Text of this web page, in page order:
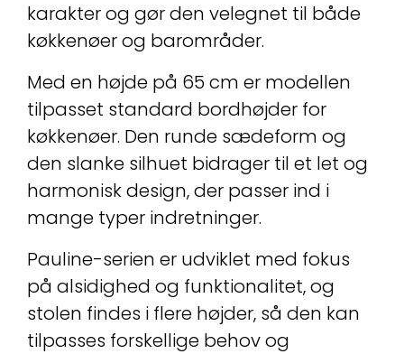
karakter og gør den velegnet til både
køkkenøer og barområder.
Med en højde på 65 cm er modellen
tilpasset standard bordhøjder for
køkkenøer. Den runde sædeform og
den slanke silhuet bidrager til et let og
harmonisk design, der passer ind i
mange typer indretninger.
Pauline-serien er udviklet med fokus
på alsidighed og funktionalitet, og
stolen findes i flere højder, så den kan
tilpasses forskellige behov og